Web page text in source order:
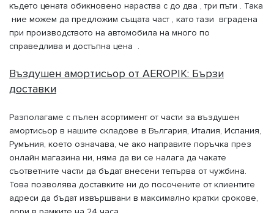
където цената обикновено нараства с до два , три пъти . Така
ние можем да предложим същата част , като тази вградена
при производството на автомобила на много по
справедлива и достъпна цена .
Въздушен амортисьор от AEROPIK: Бързи
доставки
Разполагаме с пълен асортимент от части за въздушен
амортисьор в нашите складове в България, Италия, Испания,
Румъния, което означава, че ако направите поръчка през
онлайн магазина ни, няма да ви се налага да чакате
съответните части да бъдат внесени тепърва от чужбина.
Това позволява доставките ни до посочените от клиентите
адреси да бъдат извършвани в максимално кратки срокове,